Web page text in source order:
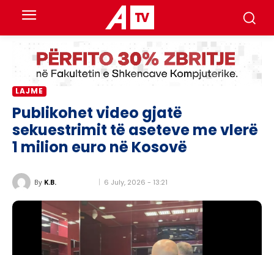
LAJME
Publikohet video gjatë
sekuestrimit të aseteve me vlerë
1 milion euro në Kosovë
By K.B. 6 July, 2026 - 13:21